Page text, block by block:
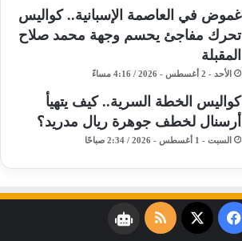
غموض في العاصمة الإسبانية.. كواليس
تحرك مفاجئ يحسم وجهة محمد صلاح
المقبلة
الأحد - 2 أغسطس - 2026 / 4:16 مساءً
كواليس الخطة السرية.. كيف يتهيأ
أرسنال لخطف جوهرة ريال مدريد؟
السبت - 1 أغسطس - 2026 / 2:34 صباحًا
فيسبوك
‫X
ملخصنبض